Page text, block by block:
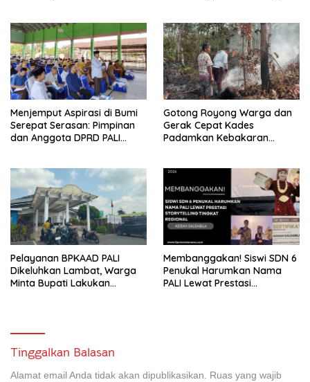
Kerok
Menjemput Aspirasi di Bumi
Serepat Serasan: Pimpinan
dan Anggota DPRD PALI
Melalui Reses Ke-2 Tahun
2026
Gotong Royong Warga dan
Gerak Cepat Kades
Padamkan Kebakaran
Pelayanan BPKAAD PALI
Dikeluhkan Lambat, Warga
Minta Bupati Lakukan
Membanggakan! Siswi SDN 6
Penukal Harumkan Nama
PALI Lewat Prestasi
Tinggalkan Balasan
Alamat email Anda tidak akan dipublikasikan.
Ruas yang wajib